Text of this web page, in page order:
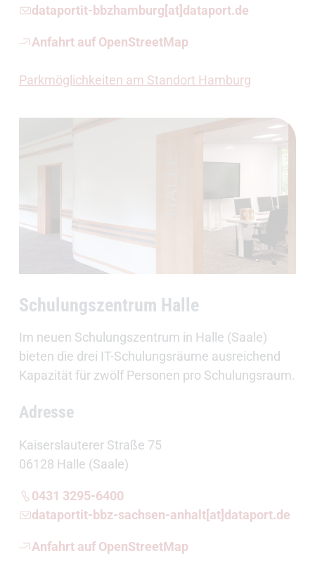
dataportit-bbzhamburg[at]dataport.de
Anfahrt auf OpenStreetMap
Parkmöglichkeiten am Standort Hamburg
Schulungszentrum Halle
Im neuen Schulungszentrum in Halle (Saale)
bieten die drei IT-Schulungsräume ausreichend
Kapazität für zwölf Personen pro Schulungsraum.
Adresse
Kaiserslauterer Straße 75
06128 Halle (Saale)
0431 3295-6400
dataportit-bbz-sachsen-anhalt[at]dataport.de
Anfahrt auf OpenStreetMap